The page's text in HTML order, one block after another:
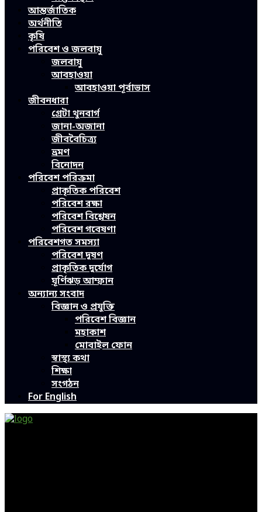
আন্তর্জাতিক
অর্থনীতি
কৃষি
পরিবেশ ও জলবায়ু
জলবায়ু
আবহাওয়া
আবহাওয়া পূর্বাভাস
জীবনধারা
গ্রেটা থুনবার্গ
জানা-অজানা
জীববৈচিত্র্য
ভ্রমণ
বিনোদন
পরিবেশ পরিক্রমা
প্রাকৃতিক পরিবেশ
পরিবেশ রক্ষা
পরিবেশ বিশ্লেষন
পরিবেশ গবেষণা
পরিবেশগত সমস্যা
পরিবেশ দূষণ
প্রাকৃতিক দুর্যোগ
ঘূর্ণিঝড় আম্ফান
অন্যান্য সংবাদ
বিজ্ঞান ও প্রযুক্তি
পরিবেশ বিজ্ঞান
মহাকাশ
মোবাইল ফোন
স্বাস্থ্য কথা
শিক্ষা
সংগঠন
For English